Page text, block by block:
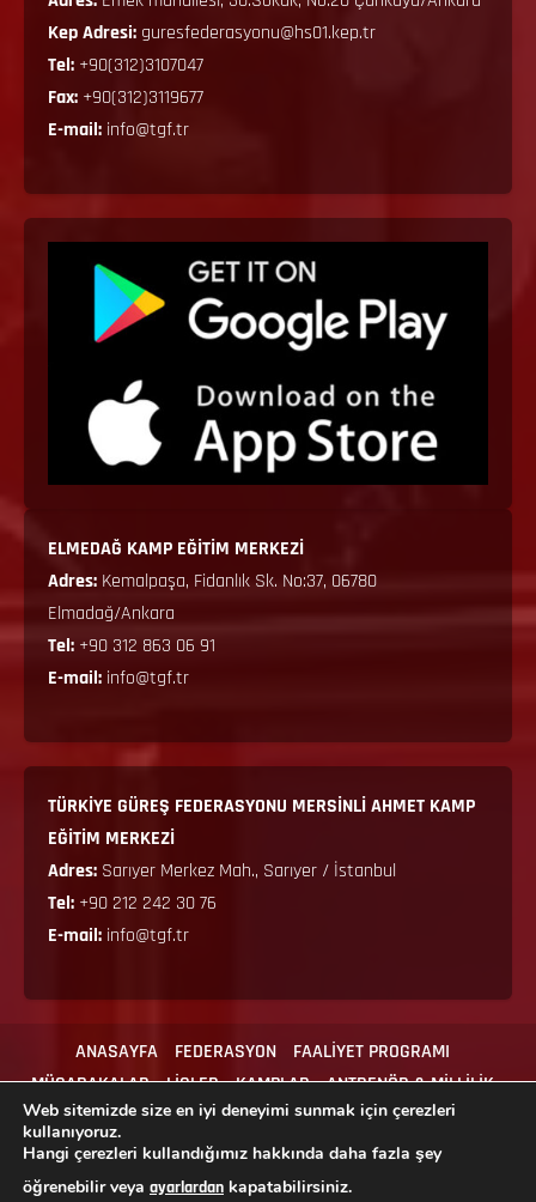
Kep Adresi: guresfederasyonu@hs01.kep.tr
Tel: +90(312)3107047
Fax: +90(312)3119677
E-mail: info@tgf.tr
ELMEDAĞ KAMP EĞİTİM MERKEZİ
Adres: Kemalpaşa, Fidanlık Sk. No:37, 06780
Elmadağ/Ankara
Tel: +90 312 863 06 91
E-mail: info@tgf.tr
TÜRKİYE GÜREŞ FEDERASYONU MERSİNLİ AHMET KAMP
EĞİTİM MERKEZİ
Adres: Sarıyer Merkez Mah., Sarıyer / İstanbul
Tel: +90 212 242 30 76
E-mail: info@tgf.tr
ANASAYFA FEDERASYON
FAALİYET PROGRAMI
MÜSABAKALAR
LİGLER KAMPLAR
ANTRENÖR & MİLLİLİK
MEVZUAT
İLGİLİ FORMLAR İLETİŞİM
Web sitemizde size en iyi deneyimi sunmak için çerezleri
kullanıyoruz.
Hangi çerezleri kullandığımız hakkında daha fazla şey
öğrenebilir veya ayarlardan kapatabilirsiniz.